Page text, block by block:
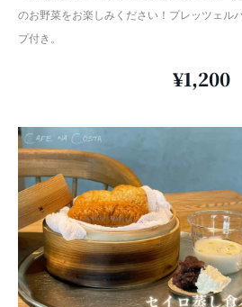
のお野菜をお楽しみください！プレッツェル
プ付き。
¥1,200